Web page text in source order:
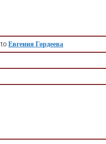
toЕвгения Гордеева